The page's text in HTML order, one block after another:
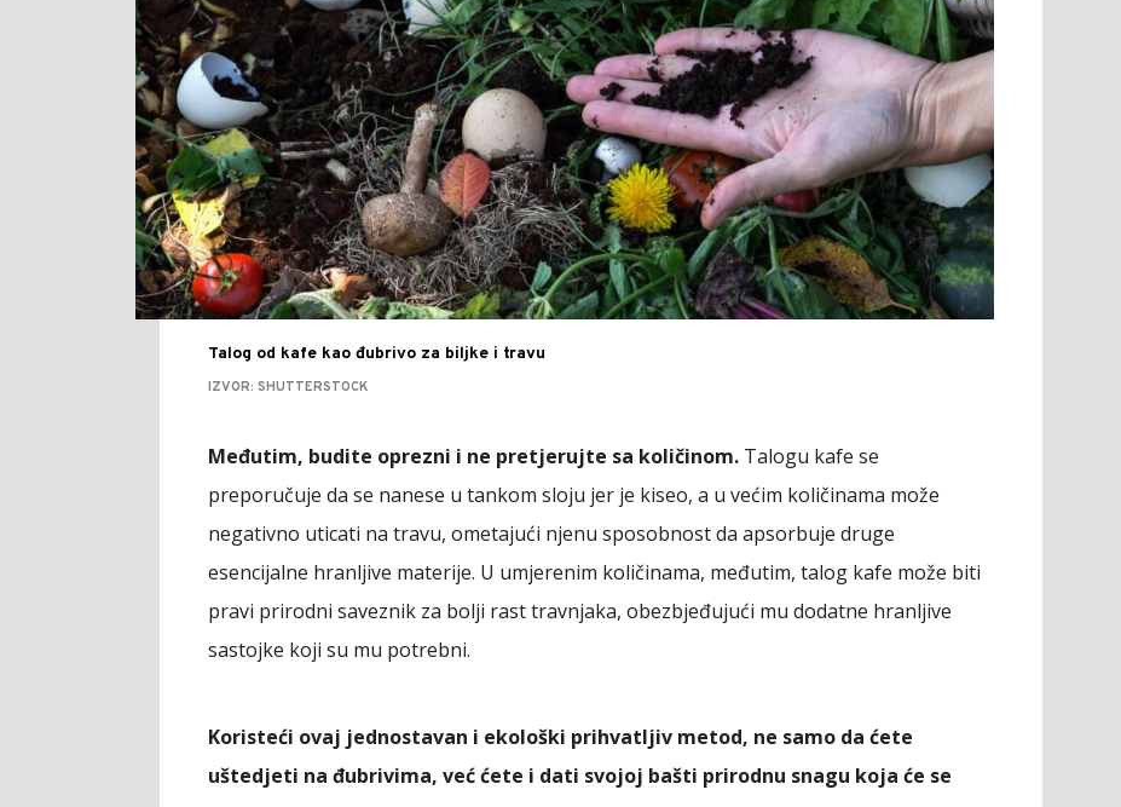
Talog od kafe kao đubrivo za biljke i travu
IZVOR: SHUTTERSTOCK
Međutim, budite oprezni i ne pretjerujte sa količinom. Talogu kafe se
preporučuje da se nanese u tankom sloju jer je kiseo, a u većim količinama može
negativno uticati na travu, ometajući njenu sposobnost da apsorbuje druge
esencijalne hranljive materije. U umjerenim količinama, međutim, talog kafe može biti
pravi prirodni saveznik za bolji rast travnjaka, obezbjeđujući mu dodatne hranljive
sastojke koji su mu potrebni.
Koristeći ovaj jednostavan i ekološki prihvatljiv metod, ne samo da ćete
uštedjeti na đubrivima, već ćete i dati svojoj bašti prirodnu snagu koja će se